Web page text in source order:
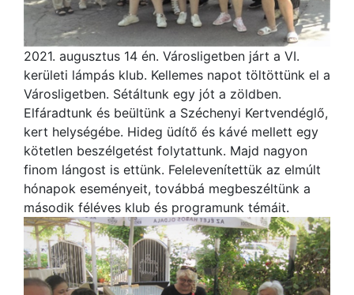
2021. augusztus 14 én. Városligetben járt a VI.
kerületi lámpás klub. Kellemes napot töltöttünk el a
Városligetben. Sétáltunk egy jót a zöldben.
Elfáradtunk és beültünk a Széchenyi Kertvendéglő,
kert helységébe. Hideg üdítő és kávé mellett egy
kötetlen beszélgetést folytattunk. Majd nagyon
finom lángost is ettünk. Felelevenítettük az elmúlt
hónapok eseményeit, továbbá megbeszéltünk a
második féléves klub és programunk témáit.